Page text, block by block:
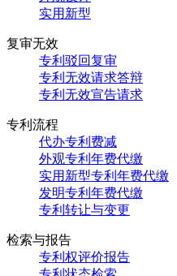
实用新型
复审无效
专利驳回复审
专利无效请求答辩
专利无效宣告请求
专利流程
代办专利费减
外观专利年费代缴
实用新型专利年费代缴
发明专利年费代缴
专利转让与变更
检索与报告
专利权评价报告